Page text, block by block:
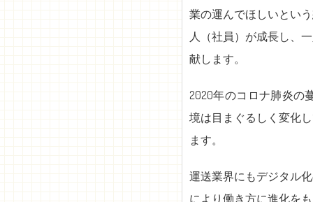
業の運んでほしいとい
人（社員）が成長し、
献します。
2020年のコロナ肺炎の
境は目まぐるしく変化
ます。
運送業界にもデジタル
により働き方に進化を